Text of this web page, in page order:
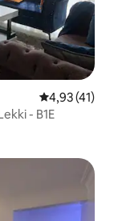
5 üzerinden
4,93 (41)
- B1E